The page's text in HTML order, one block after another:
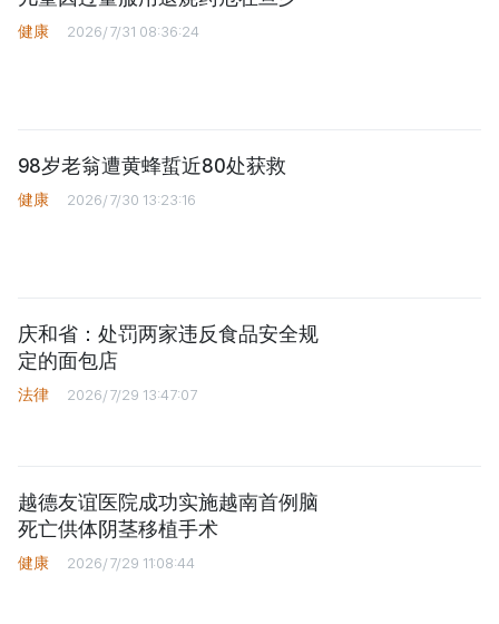
健康 2026/7/30 13:23:16
定的面包店
法律 2026/7/29 13:47:07
死亡供体阴茎移植手术
健康 2026/7/29 11:08:44
加
健康 2026/7/29 04:26:18